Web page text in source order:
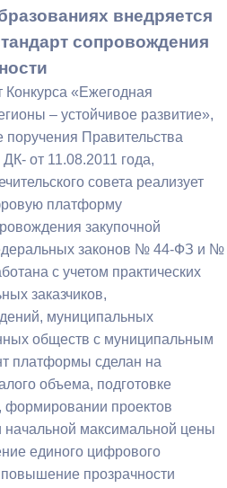
внедряется
сопровождения
Конкурса «Ежегодная
– устойчивое развитие»,
поручения Правительства
от 11.08.2011 года,
совета реализует
платформу
закупочной
законов № 44-ФЗ и №
с учетом практических
заказчиков,
муниципальных
обществ с муниципальным
платформы сделан на
объема, подготовке
формировании проектов
начальной максимальной цены
единого цифрового
прозрачности